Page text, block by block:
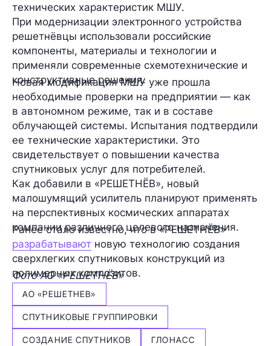
технических характеристик МШУ.
При модернизации электронного устройства
решетнёвцы использовали российские
компоненты, материалы и технологии и
применяли современные схемотехнические и
конструктивные решения.
Новая модификация МШУ уже прошла
необходимые проверки на предприятии — как
в автономном режиме, так и в составе
облучающей системы. Испытания подтвердили
ее технические характеристики. Это
свидетельствует о повышении качества
спутниковых услуг для потребителей.
Как добавили в «РЕШЕТНЁВ», новый
малошумящий усилитель планируют применять
на перспективных космических аппаратах
компании различного целевого назначения.
Ранее стало известно, что в «РЕШЕТНЁВ»
разрабатывают новую технологию создания
сверхлегких спутниковых конструкций из
полимерных композитов.
Фото АО «РЕШЕТНЁВ»
АО «РЕШЕТНЕВ»
СПУТНИКОВЫЕ ГРУППИРОВКИ
СОЗДАНИЕ СПУТНИКОВ ГЛОНАСС